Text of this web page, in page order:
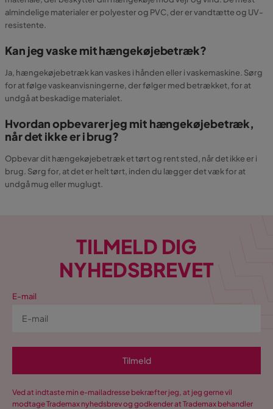
almindelige materialer er polyester og PVC, der er vandtætte og UV-
resistente.
Kan jeg vaske mit hængekøjebetræk?
Ja, hængekøjebetræk kan vaskes i hånden eller i vaskemaskine. Sørg
for at følge vaskeanvisningerne, der følger med betrækket, for at
undgå at beskadige materialet.
Hvordan opbevarer jeg mit hængekøjebetræk,
når det ikke er i brug?
Opbevar dit hængekøjebetræk et tørt og rent sted, når det ikke er i
brug. Sørg for, at det er helt tørt, inden du lægger det væk for at
undgå mug eller muglugt.
TILMELD DIG
NYHEDSBREVET
E-mail
Tilmeld
Ved at indtaste min e-mailadresse bekræfter jeg, at jeg gerne vil
modtage Trademax nyhedsbrev og godkender at Trademax behandler